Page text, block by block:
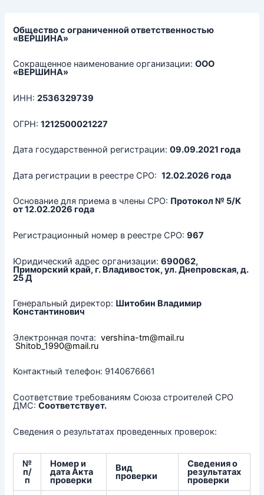
Общество с ограниченной ответственностью
«ВЕРШИНА»
Сокращенное наименование организации:ООО
«ВЕРШИНА»
ИНН:2536329739
ОГРН:1212500021227
Дата государственной регистрации:09.09.2021 года
Дата регистрации в реестре СРО:12.02.2026 года
Основание для приема в члены СРО: Протокол № 5/К
от 12.02.2026 года
Регистрационный номер в реестре СРО:967
Юридический адрес организации:690062,
Приморский край, г. Владивосток, ул. Днепровская, д.
25 Д
Генеральный директор: Шитобин Владимир
Константинович
Электронная почта:vershina-tm@mail.ru
Shitob_1990@mail.ru
Контактный телефон: 9140676661
Соответствие требованиям Союза строителей СРО
ДМС:Соответствует.
Сведения о результатах проведенных проверок:
№
п/
п
Номер и
дата Акта
проверки
Вид
проверки
Сведения о
результатах
проверки